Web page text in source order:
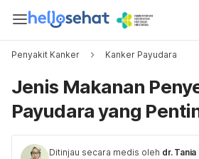
Penyakit Kanker Kanker Payudara
Jenis Makanan
Payudara yang
Ditinjau secara medis oleh dr.